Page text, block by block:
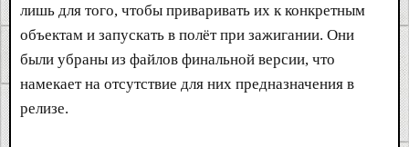
лишь для того, чтобы приваривать их к конкретным
объектам и запускать в полёт при зажигании. Они
были убраны из файлов финальной версии, что
намекает на отсутствие для них предназначения в
релизе.